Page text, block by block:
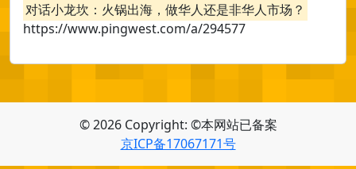
对话小龙坎：火锅出海，做华人还是非华人市场？
https://www.pingwest.com/a/294577
© 2026 Copyright: ©本网站已备案
京ICP备17067171号